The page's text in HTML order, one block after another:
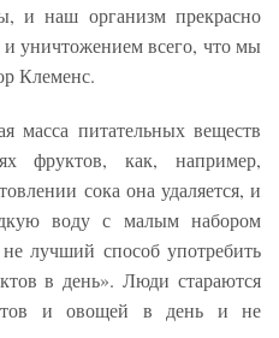
и наш организм прекрасно
и уничтожением всего, что мы
Клеменс.
масса питательных веществ
фруктов, как, например,
сока она удаляется, и
воду с малым набором
лучший способ употребить
в день». Люди стараются
и овощей в день и не